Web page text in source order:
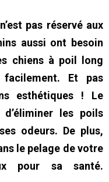
pas réservé aux
aussi ont besoin
chiens à poil long
Et pas
esthétiques ! Le
les poils
odeurs. De plus,
le pelage de votre
pour sa santé.